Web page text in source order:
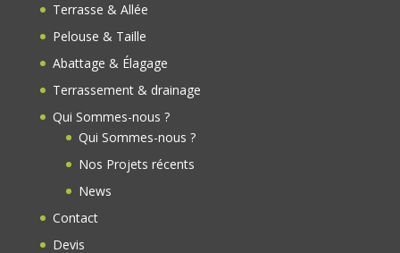
Terrasse & Allée
Pelouse & Taille
Abattage & Élagage
Terrassement & drainage
Qui Sommes-nous ?
Qui Sommes-nous ?
Nos Projets récents
News
Contact
Devis